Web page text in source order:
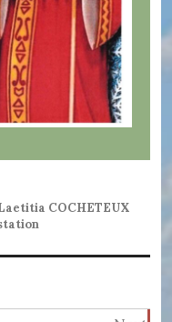
COCHETEUX